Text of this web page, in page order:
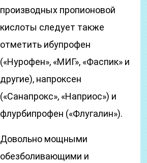
производных пропионовой
кислоты следует также
отметить ибупрофен
(«Нурофен», «МИГ», «Фаспик» и
другие), напроксен
(«Санапрокс», «Наприос») и
флурбипрофен («Флугалин»).
Довольно мощными
обезболивающими и